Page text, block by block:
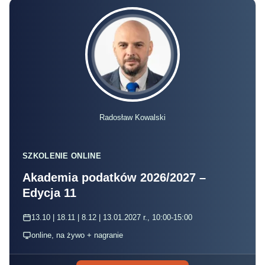
Radosław Kowalski
SZKOLENIE ONLINE
Akademia podatków 2026/2027 –
Edycja 11
13.10 | 18.11 | 8.12 | 13.01.2027 r., 10:00-15:00
online, na żywo + nagranie